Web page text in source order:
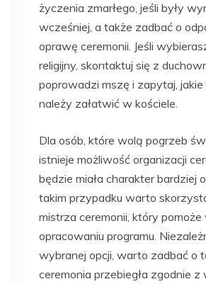
życzenia zmarłego, jeśli były
wcześniej, a także zadbać o
oprawę ceremonii. Jeśli
religijny, skontaktuj się z
poprowadzi mszę i zapytaj, jakie
należy załatwić w kościele.
Dla osób, które wolą pogrzeb
istnieje możliwość organizacji
będzie miała charakter bardziej
takim przypadku warto
mistrza ceremonii, który pomoże
opracowaniu programu.
wybranej opcji, warto zadbać o
ceremonia przebiegła zgodnie z